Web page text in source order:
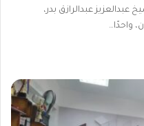
عبدالرازق بدر،
واحدًا…